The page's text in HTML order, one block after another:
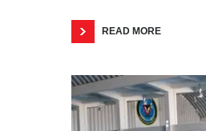
READ MORE